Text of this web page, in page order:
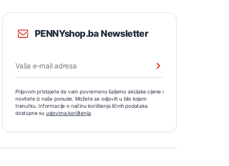
PENNYshop.ba Newsletter
Prijavom pristajete da vam povremeno šaljemo akcijske cijene i
novitete iz naše ponude. Možete se odjaviti u bilo kojem
trenutku. Informacije o načinu korištenja ličnih podataka
dostupne su uslovima korištenja.